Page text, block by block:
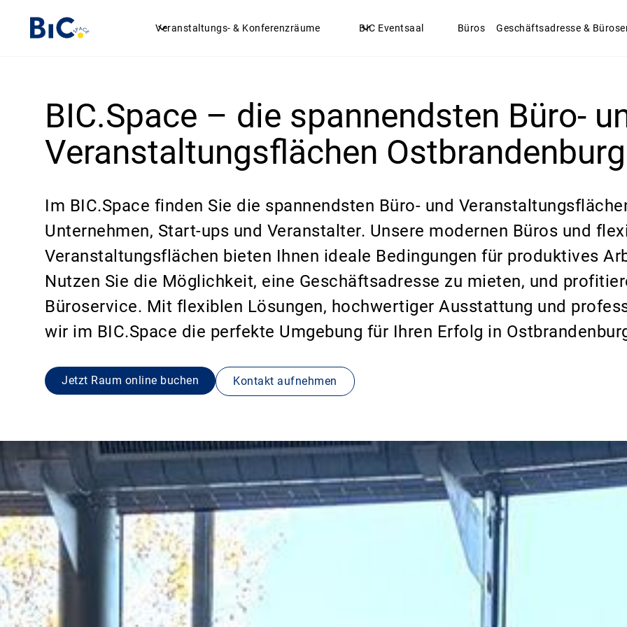
Veranstaltungs- & Konferenzräume BIC Eventsaal Büros Geschäftsadresse &
BIC.Space – die spannendsten Büro-
Veranstaltungsflächen
Im BIC.Space finden Sie die spannendsten Büro- und
Unternehmen, Start-ups und Veranstalter. Unsere modernen Büros und
Veranstaltungsflächen bieten Ihnen ideale Bedingungen für produktives
Nutzen Sie die Möglichkeit, eine Geschäftsadresse zu mieten, und
Büroservice. Mit flexiblen Lösungen, hochwertiger Ausstattung und
wir im BIC.Space die perfekte Umgebung für Ihren Erfolg in
Jetzt Raum online buchen Kontakt aufnehmen